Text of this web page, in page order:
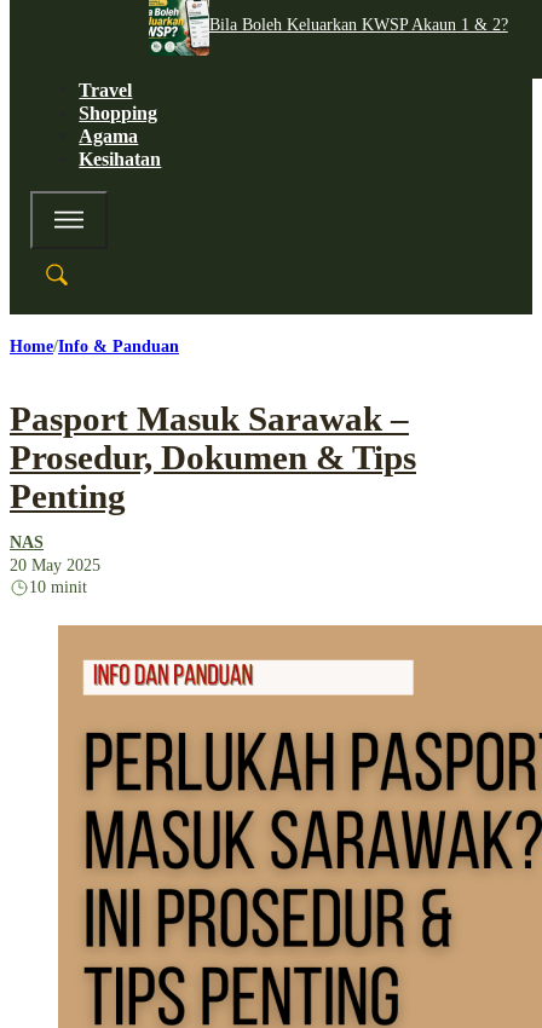
Bila Boleh Keluarkan KWSP Akaun 1 & 2?
Travel
Shopping
Agama
Kesihatan
Home Info & Panduan
Pasport Masuk Sarawak –
Prosedur, Dokumen & Tips
Penting
NAS
20 May 2025
10 minit